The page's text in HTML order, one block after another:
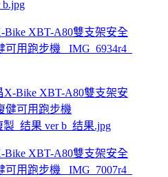
Bike XBT-A80雙支架安全
用跑步機 _IMG_6934r4_
Bike XBT-A80雙支架安全
用跑步機 _IMG_7007r4_